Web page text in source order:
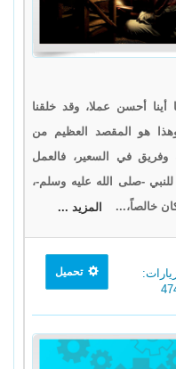
أينا أحسن عملا، وقد خلقنا
هو المقصد العظيم من
وفريق في السعير، فالعمل
-صلى الله عليه وسلم-،
خالصاً،...
المزيد ...
تحميل